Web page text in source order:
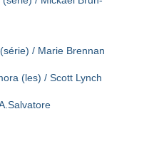
/ Marie Brennan
(les) / Scott Lynch